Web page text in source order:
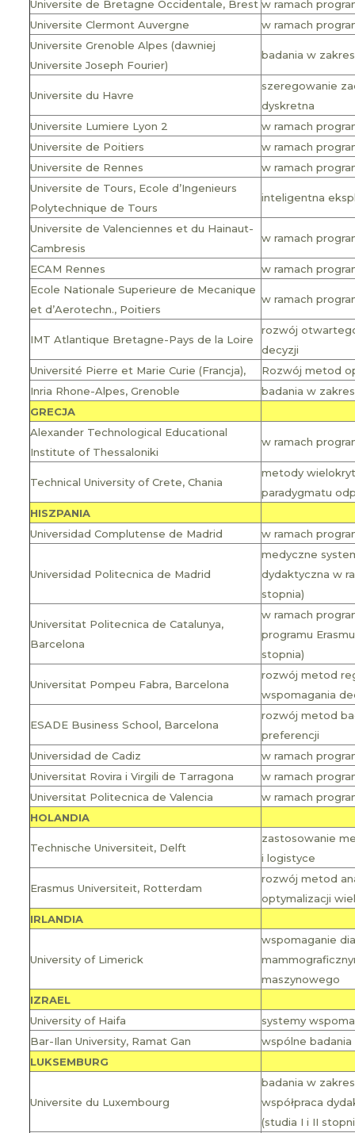
Universite de Bretagne Occidentale, Brest w ramach
Universite Clermont Auvergne
w ramach
Universite Grenoble Alpes (dawniej
Universite Joseph Fourier)
badania w
Universite du Havre
szeregowanie
dyskretna
Universite Lumiere Lyon 2
w ramach
Universite de Poitiers
w ramach
Universite de Rennes
w ramach
Universite de Tours, Ecole d’Ingenieurs
Polytechnique de Tours
inteligentna
Universite de Valenciennes et du Hainaut-
Cambresis
w ramach
ECAM Rennes
w ramach
Ecole Nationale Superieure de Mecanique
et d’Aerotechn., Poitiers
w ramach
IMT Atlantique Bretagne-Pays de la Loire
rozwój
decyzji
Université Pierre et Marie Curie (Francja),
Rozwój metod
Inria Rhone-Alpes, Grenoble
badania w
GRECJA
Alexander Technological Educational
Institute of Thessaloniki
w ramach
Technical University of Crete, Chania
metody
paradygmatu
HISZPANIA
Universidad Complutense de Madrid
w ramach
Universidad Politecnica de Madrid
medyczne
dydaktyczna w
stopnia)
Universitat Politecnica de Catalunya,
Barcelona
w ramach
programu
stopnia)
Universitat Pompeu Fabra, Barcelona
rozwój metod
wspomagania
ESADE Business School, Barcelona
rozwój metod
preferencji
Universidad de Cadiz
w ramach
Universitat Rovira i Virgili de Tarragona
w ramach
Universitat Politecnica de Valencia
w ramach
HOLANDIA
Technische Universiteit, Delft
zastosowanie
i logistyce
Erasmus Universiteit, Rotterdam
rozwój metod
optymalizacji
IRLANDIA
University of Limerick
wspomaganie
maszynowego
IZRAEL
University of Haifa
systemy
Bar-Ilan University, Ramat Gan
wspólne
LUKSEMBURG
Universite du Luxembourg
badania w
współpraca
(studia I i II